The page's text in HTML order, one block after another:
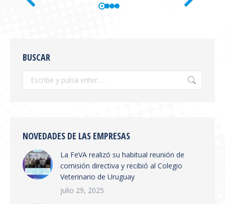
OFICIAL LA RESOLUCIÓN
SENASA 654/2026
Información General
Electrónica y Sistema de Trazabilidad El
que establece la creación del Sistema
Integrado de Gestión de Trazabilidad de
Productos Veterinarios (SIGTRAZAVET) y la
obligatoriedad de la Receta Veterinaria
BUSCAR
NOVEDADES DE LAS EMPRESAS
La FeVA realizó su habitual reunión de
comisión directiva y recibió al Colegio
Veterinario de Uruguay
julio 29, 2025